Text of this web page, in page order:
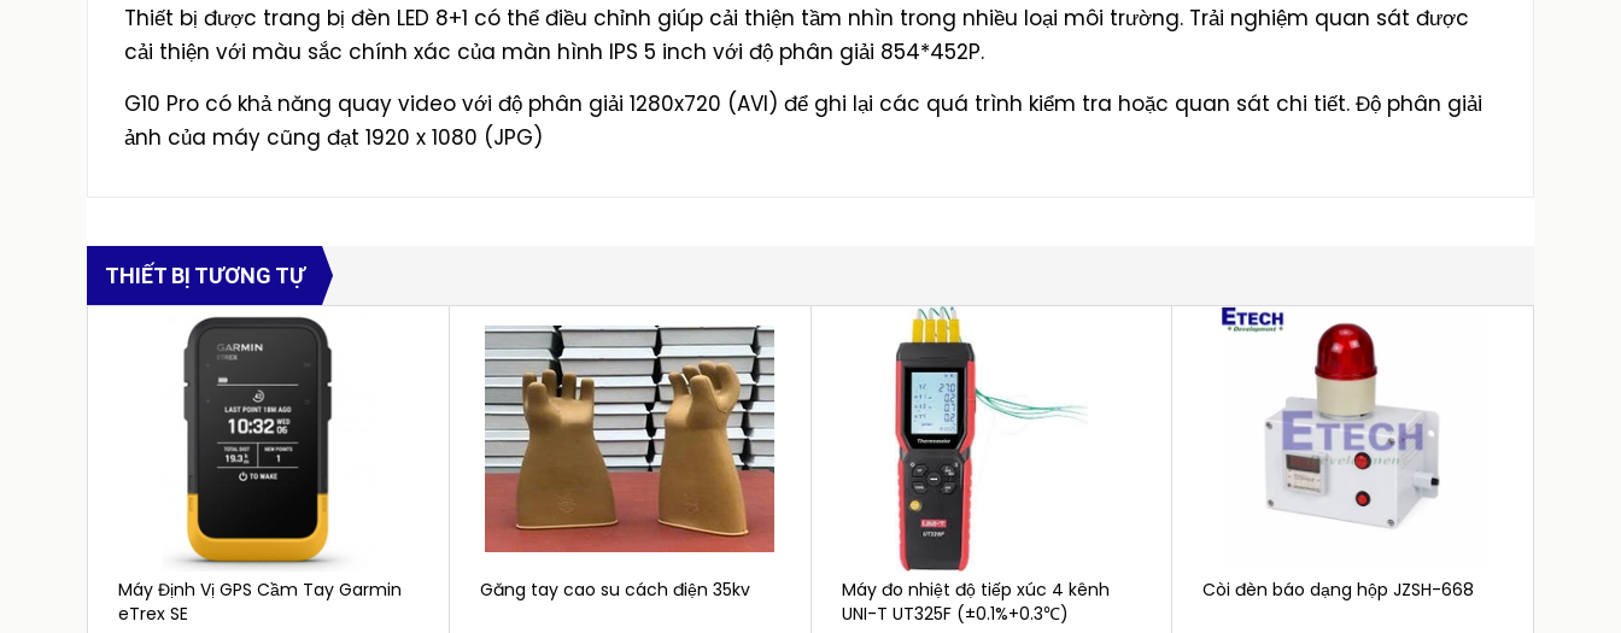
Thiết bị được trang bị đèn LED 8+1 có thể điều chỉnh giúp cải thiện tầm nhìn trong nhiều loại môi trường. Trải nghiệm quan sát được
cải thiện với màu sắc chính xác của màn hình IPS 5 inch với độ phân giải 854*452P.
G10 Pro có khả năng quay video với độ phân giải 1280x720 (AVI) để ghi lại các quá trình kiểm tra hoặc quan sát chi tiết. Độ phân giải
ảnh của máy cũng đạt 1920 x 1080 (JPG)
THIẾT BỊ TƯƠNG TỰ
Máy Định Vị GPS Cầm Tay Garmin
eTrex SE
Găng tay cao su cách điện 35kv
Máy đo nhiệt độ tiếp xúc 4 kênh
UNI-T UT325F (±0.1%+0.3℃)
Còi đèn báo dạng hộp JZSH-668